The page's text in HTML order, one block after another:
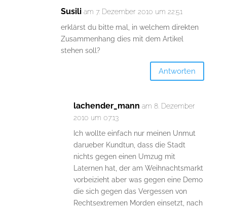
Susili am 7. Dezember 2010 um 22:51
erklärst du bitte mal, in welchem direkten
Zusammenhang dies mit dem Artikel
stehen soll?
Antworten
lachender_mann am 8. Dezember
2010 um 07:13
Ich wollte einfach nur meinen Unmut
darueber Kundtun, dass die Stadt
nichts gegen einen Umzug mit
Laternen hat, der am Weihnachtsmarkt
vorbeizieht aber was gegen eine Demo
die sich gegen das Vergessen von
Rechtsextremen Morden einsetzt, nach